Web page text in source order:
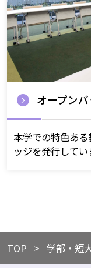
オープン
本学での特色あ
ッジを発行してい
TOP 学部・短